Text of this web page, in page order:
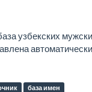
узбекских
база имен